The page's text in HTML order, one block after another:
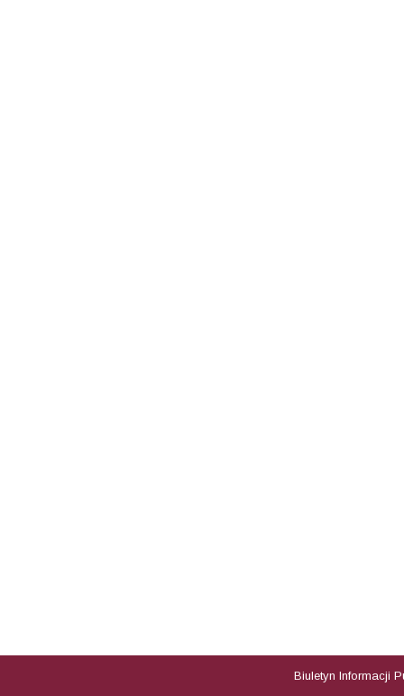
Biuletyn Informacji